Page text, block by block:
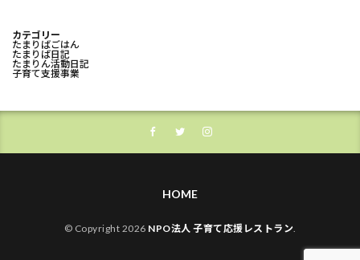
カテゴリー
たまりばごはん
たまりば日記
たまりん活動日記
子育て支援事業
HOME
© Copyright 2026 NPO法人 子育て応援レストラン